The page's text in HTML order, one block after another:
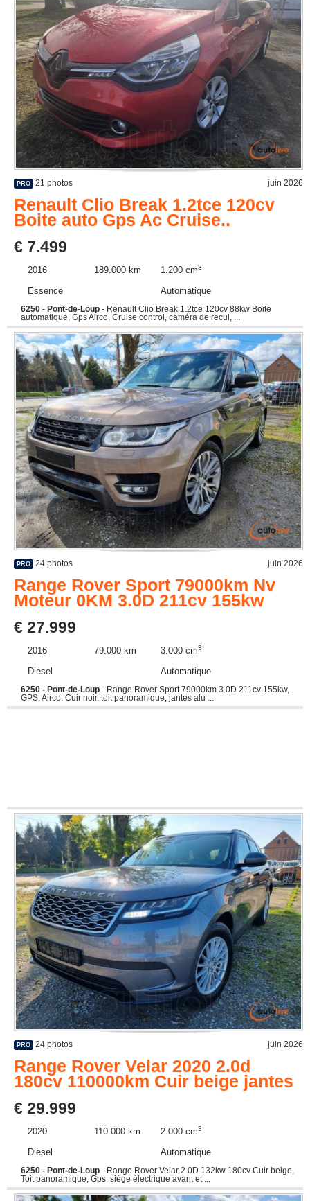
PRO 21 photos juin 2026
Renault Clio Break 1.2tce 120cv
Boite auto Gps Ac Cruise..
€ 7.499
2016 189.000 km 1.200 cm3
Essence Automatique
6250 - Pont-de-Loup - Renault Clio Break 1.2tce 120cv 88kw Boite
automatique, Gps Airco, Cruise control, caméra de recul, ...
PRO 24 photos juin 2026
Range Rover Sport 79000km Nv
Moteur 0KM 3.0D 211cv 155kw
€ 27.999
2016 79.000 km 3.000 cm3
Diesel Automatique
6250 - Pont-de-Loup - Range Rover Sport 79000km 3.0D 211cv 155kw,
GPS, Airco, Cuir noir, toit panoramique, jantes alu ...
PRO 24 photos juin 2026
Range Rover Velar 2020 2.0d
180cv 110000km Cuir beige jantes
€ 29.999
2020 110.000 km 2.000 cm3
Diesel Automatique
6250 - Pont-de-Loup - Range Rover Velar 2.0D 132kw 180cv Cuir beige,
Toit panoramique, Gps, siège électrique avant et ...